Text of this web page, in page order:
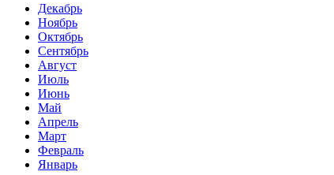
Декабрь
Ноябрь
Октябрь
Сентябрь
Август
Июль
Июнь
Май
Апрель
Март
Февраль
Январь